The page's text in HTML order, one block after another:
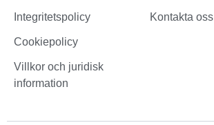
Integritetspolicy
Cookiepolicy
Villkor och juridisk
information
Kontakta oss